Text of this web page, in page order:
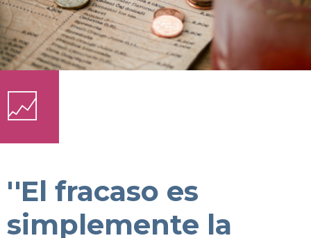
''El fracaso es
simplemente la